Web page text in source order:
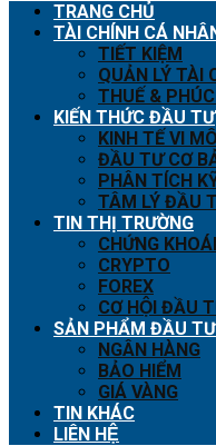
TRANG CHỦ
TÀI CHÍNH CÁ
TIẾT KIỆM
QUẢN LÝ TÀI
THUẾ &
KIẾN THỨC ĐẦU TƯ
KINH TẾ VI
ĐẦU TƯ CƠ
PHÂN TÍCH
TÂM LÝ ĐẦU
TIN THỊ TRƯỜNG
CHỨNG
CRYPTO
FOREX
CƠ HỘI ĐẦU
SẢN PHẨM ĐẦU TƯ
NGÂN HÀNG
BẢO HIỂM
GIÁ VÀNG
TIN KHÁC
LIÊN HỆ